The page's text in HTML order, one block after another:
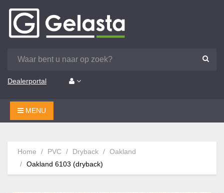
Dealerportal
MENU
Home PVC Dryback
Oakland
Oakland 6103 (dryback)